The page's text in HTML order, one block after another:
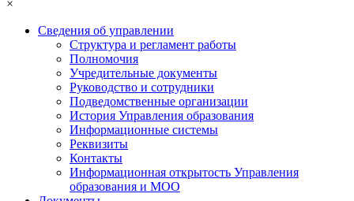
×
Сведения об управлении
Структура и регламент работы
Полномочия
Учредительные документы
Руководство и сотрудники
Подведомственные организации
История Управления образования
Информационные системы
Реквизиты
Контакты
Информационная открытость Управления
образования и МОО